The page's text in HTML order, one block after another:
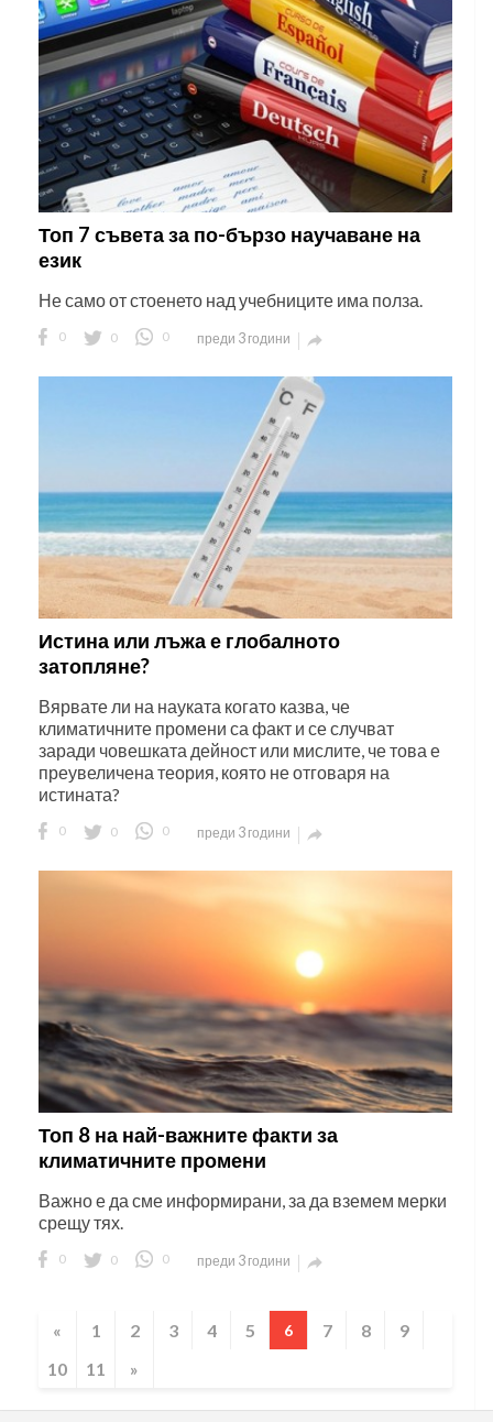
Топ 7 съвета за по-бързо научаване на
език
Не само от стоенето над учебниците има полза.
0 0 0 преди 3 години 
Истина или лъжа е глобалното
затопляне?
Вярвате ли на науката когато казва, че
климатичните промени са факт и се случват
заради човешката дейност или мислите, че това е
преувеличена теория, която не отговаря на
истината?
0 0 0 преди 3 години 
Топ 8 на най-важните факти за
климатичните промени
Важно е да сме информирани, за да вземем мерки
срещу тях.
0 0 0 преди 3 години 
« 1 2 3 4 5 6 7 8
9
10
11 »